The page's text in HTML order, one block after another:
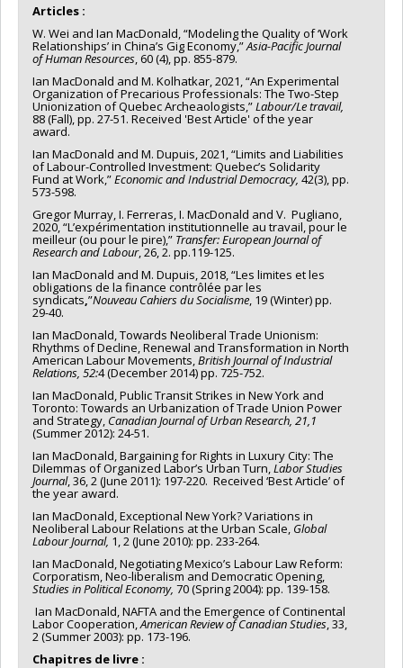
Grant programs:
Articles :
W. Wei and Ian MacDonald, “Modeling the Quality of ‘Work
Relationships’ in China’s Gig Economy,”Asia-Pacific Journal
of Human Resources, 60 (4), pp. 855-879.
Ian MacDonald and M. Kolhatkar, 2021, “An Experimental
Organization of Precarious Professionals: The Two-Step
Unionization of Quebec Archeaologists,”Labour/Le travail,
88 (Fall), pp. 27-51. Received 'Best Article' of the year
award.
Ian MacDonald and M. Dupuis, 2021, “Limits and Liabilities
of Labour-Controlled Investment: Quebec’s Solidarity
Fund at Work,”Economic and Industrial Democracy, 42(3), pp.
573-598.
Gregor Murray, I. Ferreras, I. MacDonald and V. Pugliano,
2020, “L’expérimentation institutionnelle au travail, pour le
meilleur (ou pour le pire),” Transfer: European Journal of
Research and Labour, 26, 2. pp.119-125.
Ian MacDonald and M. Dupuis, 2018, “Les limites et les
obligations de la finance contrôlée par les
syndicats,”Nouveau Cahiers du Socialisme, 19 (Winter) pp.
29-40.
Ian MacDonald, Towards Neoliberal Trade Unionism:
Rhythms of Decline, Renewal and Transformation in North
American Labour Movements,British Journal of Industrial
Relations, 52:4 (December 2014) pp. 725-752.
Ian MacDonald, Public Transit Strikes in New York and
Toronto: Towards an Urbanization of Trade Union Power
and Strategy, Canadian Journal of Urban Research, 21,1
(Summer 2012): 24-51.
Ian MacDonald, Bargaining for Rights in Luxury City: The
Dilemmas of Organized Labor’s Urban Turn,Labor Studies
Journal, 36, 2 (June 2011): 197-220. Received ‘Best Article’ of
the year award.
Ian MacDonald, Exceptional New York? Variations in
Neoliberal Labour Relations at the Urban Scale, Global
Labour Journal, 1, 2 (June 2010): pp. 233-264.
Ian MacDonald, Negotiating Mexico’s Labour Law Reform:
Corporatism, Neo-liberalism and Democratic Opening,
Studies in Political Economy, 70 (Spring 2004): pp. 139-158.
Ian MacDonald, NAFTA and the Emergence of Continental
Labor Cooperation,American Review of Canadian Studies, 33,
2 (Summer 2003): pp. 173-196.
Chapitres de livre :